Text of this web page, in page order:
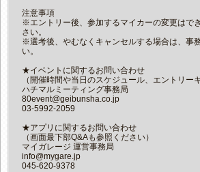
注意事項
※エントリー後、参加するマイカーの変更はで
さい。
※選考後、やむなくキャンセルする場合は、事
い。
★イベントに関するお問い合わせ
（開催時間や当日のスケジュール、エントリー
ハチマルミーティング事務局
80event@geibunsha.co.jp
03-5992-2059
★アプリに関するお問い合わせ
（画面最下部Q&Aも参照ください）
マイガレージ 運営事務局
info@mygare.jp
045-620-9378